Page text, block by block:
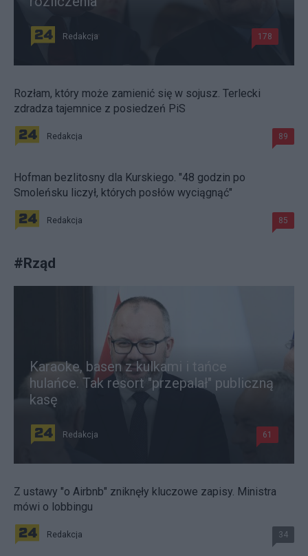
Redakcja 178
Rozłam, który może zamienić się w sojusz. Terlecki
zdradza tajemnice z posiedzeń PiS
Redakcja 89
Hofman bezlitosny dla Kurskiego. "48 godzin po
Smoleńsku liczył, których posłów wyciągnąć"
Redakcja 85
#Rząd
Karaoke, basen z kulkami i tańce
hulańce. Tak resort "przepalał" publiczną
kasę
Redakcja 61
Z ustawy "o Airbnb" zniknęły kluczowe zapisy. Ministra
mówi o lobbingu
Redakcja 34